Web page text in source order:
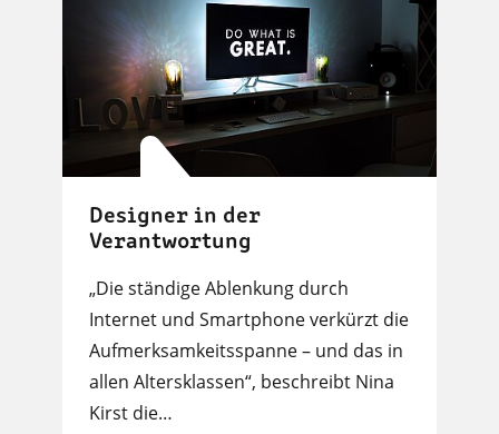
Designer in der
Verantwortung
„Die ständige Ablenkung durch
Internet und Smartphone verkürzt die
Aufmerksamkeitsspanne – und das in
allen Altersklassen“, beschreibt Nina
Kirst die…